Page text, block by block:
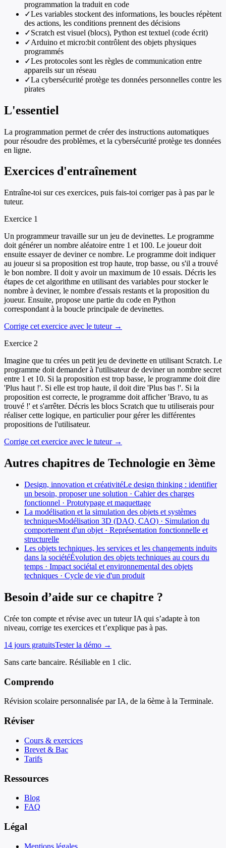
programmation la traduit en code
✓Les variables stockent des informations, les boucles répètent
des actions, les conditions prennent des décisions
✓Scratch est visuel (blocs), Python est textuel (code écrit)
✓Arduino et micro:bit contrôlent des objets physiques
programmés
✓Les protocoles sont les règles de communication entre
appareils sur un réseau
✓La cybersécurité protège tes données personnelles contre les
pirates
L'essentiel
La programmation permet de créer des instructions automatiques
pour résoudre des problèmes, et la cybersécurité protège tes données
en ligne.
Exercices d'entraînement
Entraîne-toi sur ces exercices, puis fais-toi corriger pas à pas par le
tuteur.
Exercice 1
Un programmeur travaille sur un jeu de devinettes. Le programme
doit générer un nombre aléatoire entre 1 et 100. Le joueur doit
ensuite essayer de deviner ce nombre. Le programme doit indiquer
au joueur si sa proposition est trop haute, trop basse, ou s'il a trouvé
le bon nombre. Il doit y avoir un maximum de 10 essais. Décris les
étapes de cet algorithme en utilisant des variables pour stocker le
nombre à deviner, le nombre d'essais restants et la proposition du
joueur. Ensuite, propose une partie du code en Python
correspondant à la boucle principale de devinettes.
Corrige cet exercice avec le tuteur →
Exercice 2
Imagine que tu crées un petit jeu de devinette en utilisant Scratch. Le
programme doit demander à l'utilisateur de deviner un nombre secret
entre 1 et 10. Si la proposition est trop basse, le programme doit dire
'Plus haut !'. Si elle est trop haute, il doit dire 'Plus bas !'. Si la
proposition est correcte, le programme doit afficher 'Bravo, tu as
trouvé !' et s'arrêter. Décris les blocs Scratch que tu utiliserais pour
réaliser cette logique, en particulier pour gérer les différentes
propositions de l'utilisateur.
Corrige cet exercice avec le tuteur →
Autres chapitres de Technologie en 3ème
Design, innovation et créativitéLe design thinking : identifier
un besoin, proposer une solution · Cahier des charges
fonctionnel · Prototypage et maquettage
La modélisation et la simulation des objets et systèmes
techniquesModélisation 3D (DAO, CAO) · Simulation du
comportement d'un objet · Représentation fonctionnelle et
structurelle
Les objets techniques, les services et les changements induits
dans la sociétéÉvolution des objets techniques au cours du
temps · Impact sociétal et environnemental des objets
techniques · Cycle de vie d'un produit
Besoin d’aide sur ce chapitre ?
Crée ton compte et révise avec un tuteur IA qui s’adapte à ton
niveau, corrige tes exercices et t’explique pas à pas.
14 jours gratuitsTester la démo →
Sans carte bancaire. Résiliable en 1 clic.
Comprendo
Révision scolaire personnalisée par IA, de la 6ème à la Terminale.
Réviser
Cours & exercices
Brevet & Bac
Tarifs
Ressources
Blog
FAQ
Légal
Mentions légales